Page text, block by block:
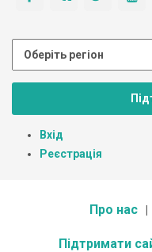
Вхід
Реєстрація
Про нас
Підтримати